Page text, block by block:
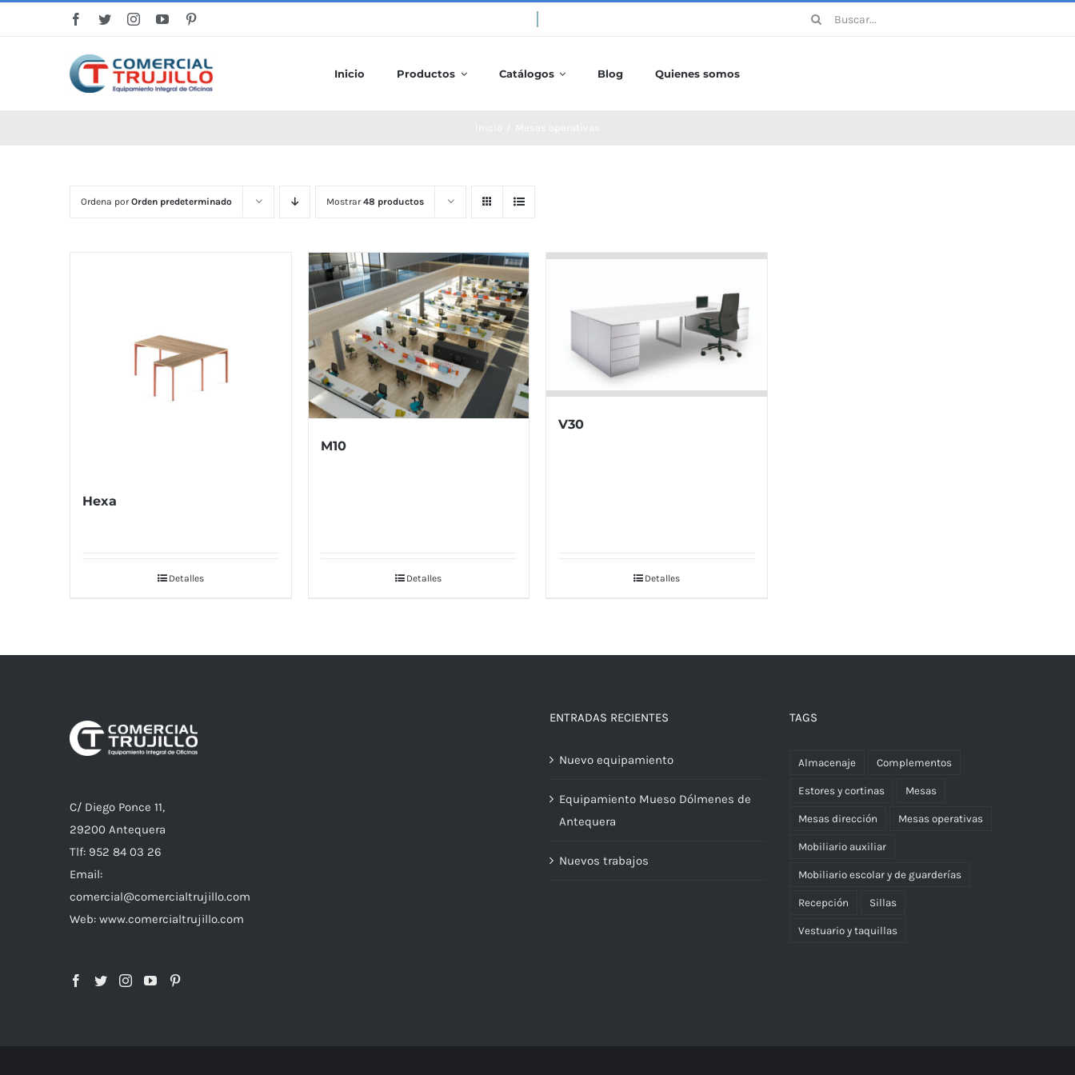
Buscar:
Inicio Productos Catálogos Blog Quienes somos
Ordena porOrden predeterminado Mostrar48 productos
Hexa
Detalles
M10
Detalles
V30
Detalles
C/ Diego Ponce 11,
29200 Antequera
Tlf: 952 84 03 26
Email:
comercial@comercialtrujillo.com
Web: www.comercialtrujillo.com
ENTRADAS RECIENTES
Nuevo equipamiento
Equipamiento Mueso Dólmenes de
Antequera
Nuevos trabajos
TAGS
Almacenaje Complementos
Estores y cortinas Mesas
Mesas dirección Mesas operativas
Mobiliario auxiliar
Mobiliario escolar y de guarderías
Recepción Sillas
Vestuario y taquillas